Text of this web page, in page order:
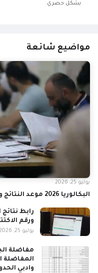
بشكل حصري.
مواضيع شائعة
البكالوريا 2026 موعد النتائج وطريقة الاستعلام
يوليو 25, 2026
ورقم
يوليو 25, 2026
مفاضلة
وادبي